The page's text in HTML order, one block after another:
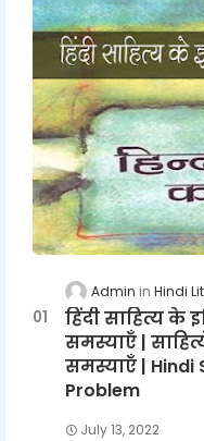
Admin Hindi
हिंदी साहित्य के
समस्याएँ |
समस्याएँ | Hindi
Problem
July 13, 2022